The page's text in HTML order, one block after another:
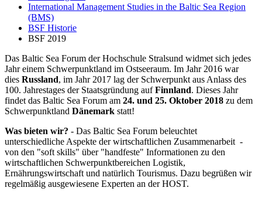
International Management Studies in the Baltic Sea Region
(BMS)
BSF Historie
BSF 2019
Das Baltic Sea Forum der Hochschule Stralsund widmet sich jedes
Jahr einem Schwerpunktland im Ostseeraum. Im Jahr 2016 war
dies Russland, im Jahr 2017 lag der Schwerpunkt aus Anlass des
100. Jahrestages der Staatsgründung aufFinnland. Dieses Jahr
findet das Baltic Sea Forum am 24. und 25. Oktober 2018 zu dem
Schwerpunktland Dänemark statt!
Was bieten wir? - Das Baltic Sea Forum beleuchtet
unterschiedliche Aspekte der wirtschaftlichen Zusammenarbeit -
von den "soft skills" über "handfeste" Informationen zu den
wirtschaftlichen Schwerpunktbereichen Logistik,
Ernährungswirtschaft und natürlich Tourismus. Dazu begrüßen wir
regelmäßig ausgewiesene Experten an der HOST.